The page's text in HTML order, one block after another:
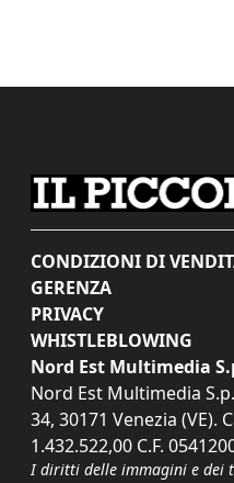
CONDIZIONI DI
GERENZA
PRIVACY
WHISTLEBLOWING
Nord Est Multimedia
Nord Est Multimedia
34, 30171 Venezia (VE).
1.432.522,00 C.F.
I diritti delle immagini e dei